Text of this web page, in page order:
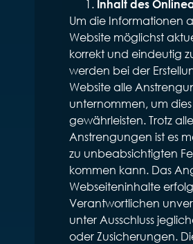
Inhalt des
Um die Informationen
Website möglichst
korrekt und eindeutig
werden bei der
Website alle
unternommen, um dies
gewährleisten. Trotz
Anstrengungen ist es
zu unbeabsichtigten
kommen kann. Das
Webseiteninhalte
Verantwortlichen
unter Ausschluss
oder Zusicherungen.